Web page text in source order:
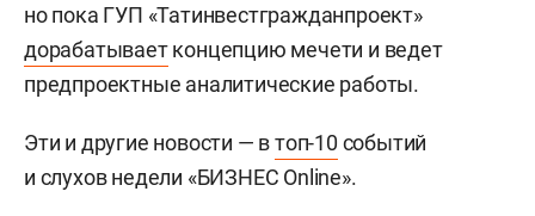
но пока ГУП «Татинвестгражданпроект»
дорабатываетконцепцию мечети и ведет
предпроектные аналитические работы.
Эти и другие новости — втоп-10 событий
и слухов недели «БИЗНЕС Online».